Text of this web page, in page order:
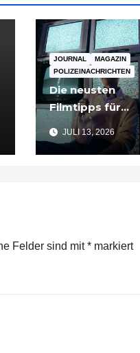
JOURNAL
MAGAZIN
POLIZEINACHRICHTEN
Die neusten
Filmtipps für
Sommerabende
JULI 13, 2026
Felder sind mit* markiert